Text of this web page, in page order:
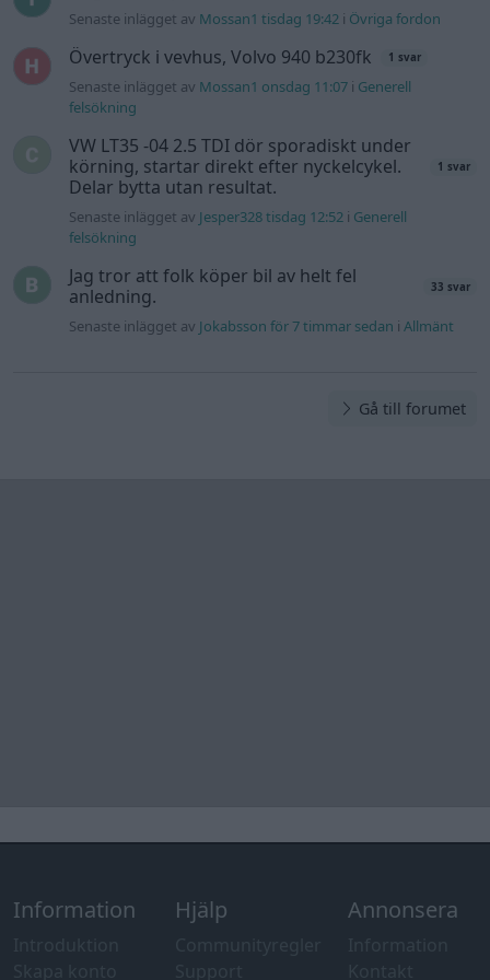
Senaste inlägget av Mossan1 tisdag 19:42 i Övriga fordon
Övertryck i vevhus, Volvo 940 b230fk 1 svar
Senaste inlägget av Mossan1 onsdag 11:07 i Generell
felsökning
VW LT35 -04 2.5 TDI dör sporadiskt under
körning, startar direkt efter nyckelcykel.
Delar bytta utan resultat.
1 svar
Senaste inlägget av Jesper328 tisdag 12:52 i Generell
felsökning
Jag tror att folk köper bil av helt fel
anledning.
33 svar
Senaste inlägget av Jokabsson för 7 timmar sedan iAllmänt
Gå till forumet
Tips och